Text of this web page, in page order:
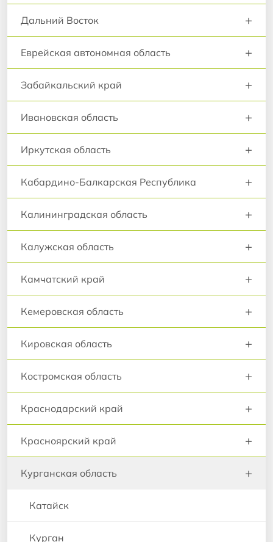
Дальний Восток +
Еврейская автономная область +
Забайкальский край +
Ивановская область +
Иркутская область +
Кабардино-Балкарская Республика +
Калининградская область +
Калужская область +
Камчатский край +
Кемеровская область +
Кировская область +
Костромская область +
Краснодарский край +
Красноярский край +
Курганская область +
Катайск
Курган